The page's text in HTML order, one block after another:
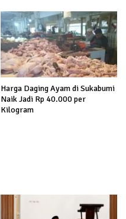
Prabowo
Harga Daging Ayam di Sukabumi
Naik Jadi Rp 40.000 per
Kilogram